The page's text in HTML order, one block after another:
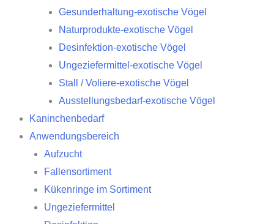
Gesunderhaltung-exotische Vögel
Naturprodukte-exotische Vögel
Desinfektion-exotische Vögel
Ungeziefermittel-exotische Vögel
Stall / Voliere-exotische Vögel
Ausstellungsbedarf-exotische Vögel
Kaninchenbedarf
Anwendungsbereich
Aufzucht
Fallensortiment
Kükenringe im Sortiment
Ungeziefermittel